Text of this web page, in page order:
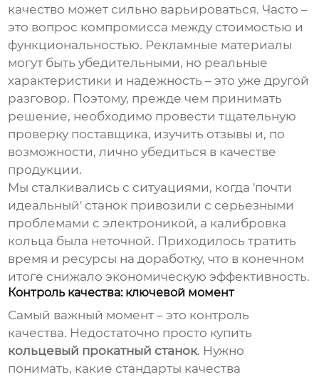
качество может сильно варьироваться. Часто –
это вопрос компромисса между стоимостью и
функциональностью. Рекламные материалы
могут быть убедительными, но реальные
характеристики и надежность – это уже другой
разговор. Поэтому, прежде чем принимать
решение, необходимо провести тщательную
проверку поставщика, изучить отзывы и, по
возможности, лично убедиться в качестве
продукции.
Мы сталкивались с ситуациями, когда 'почти
идеальный' станок привозили с серьезными
проблемами с электроникой, а калибровка
кольца была неточной. Приходилось тратить
время и ресурсы на доработку, что в конечном
итоге снижало экономическую эффективность.
Контроль качества: ключевой момент
Самый важный момент – это контроль
качества. Недостаточно просто купить
кольцевый прокатный станок. Нужно
понимать, какие стандарты качества